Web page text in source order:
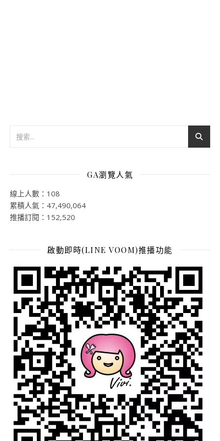
GA瀏覽人氣
線上人數：108
累積人氣：47,490,064
推播訂閱：152,520
啟動即時(LINE VOOM)推播功能